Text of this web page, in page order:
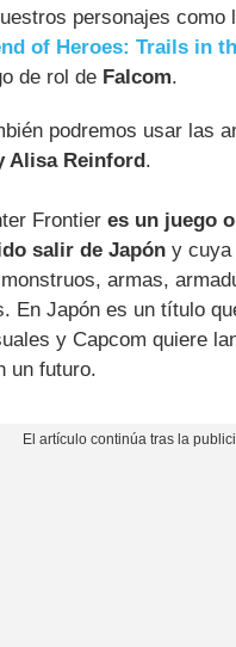
personajes como
of Heroes: Trails in
de rol de Falcom.
podremos usar las
Alisa Reinford.
Frontieres un juego
salir de Japón y cuya
armas,
En Japón es un título
y Capcom quiere
un futuro.